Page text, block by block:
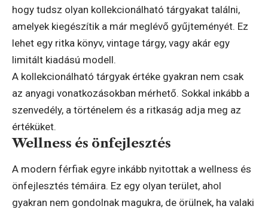
hogy tudsz olyan kollekcionálható tárgyakat találni,
amelyek kiegészítik a már meglévő gyűjteményét. Ez
lehet egy ritka könyv, vintage tárgy, vagy akár egy
limitált kiadású modell.
A kollekcionálható tárgyak értéke gyakran nem csak
az anyagi vonatkozásokban mérhető. Sokkal inkább a
szenvedély, a történelem és a ritkaság adja meg az
értéküket.
Wellness és önfejlesztés
A modern férfiak egyre inkább nyitottak a wellness és
önfejlesztés témáira. Ez egy olyan terület, ahol
gyakran nem gondolnak magukra, de örülnek, ha valaki